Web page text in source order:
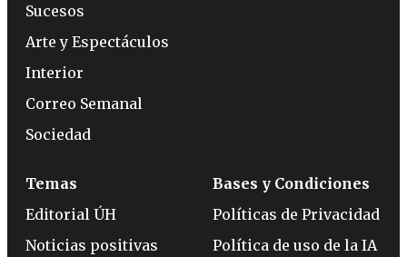
Sucesos
Arte y Espectáculos
Interior
Correo Semanal
Sociedad
Temas
Editorial ÚH
Noticias positivas
Bases y Condiciones
Políticas de Privacidad
Política de uso de la IA